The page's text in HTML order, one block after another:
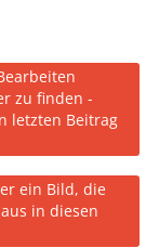
zu finden -
letzten Beitrag
ein Bild, die
in diesen